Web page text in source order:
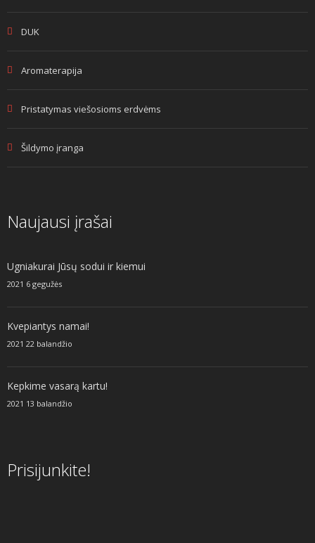
DUK
Aromaterapija
Pristatymas viešosioms erdvėms
Šildymo įranga
Naujausi įrašai
Ugniakurai Jūsų sodui ir kiemui
2021 6 gegužės
Kvepiantys namai!
2021 22 balandžio
Kepkime vasarą kartu!
2021 13 balandžio
Prisijunkite!